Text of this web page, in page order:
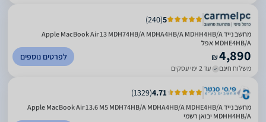
5
(
240
)
מחשב נייד Apple MacBook Air 13 MDH74HB/A MDHA4HB/A MDHH4HB/A
MDHE4HB/A אפל
₪4,890
משלוח חינם עד 2 ימי עסקים
לפרטים נוספים
4.71
(
1329
)
מחשב נייד Apple MacBook Air 13.6 M5 MDH74HB/A MDHA4HB/A MDHE4HB/A
MDHH4HB/A יבואן רשמי